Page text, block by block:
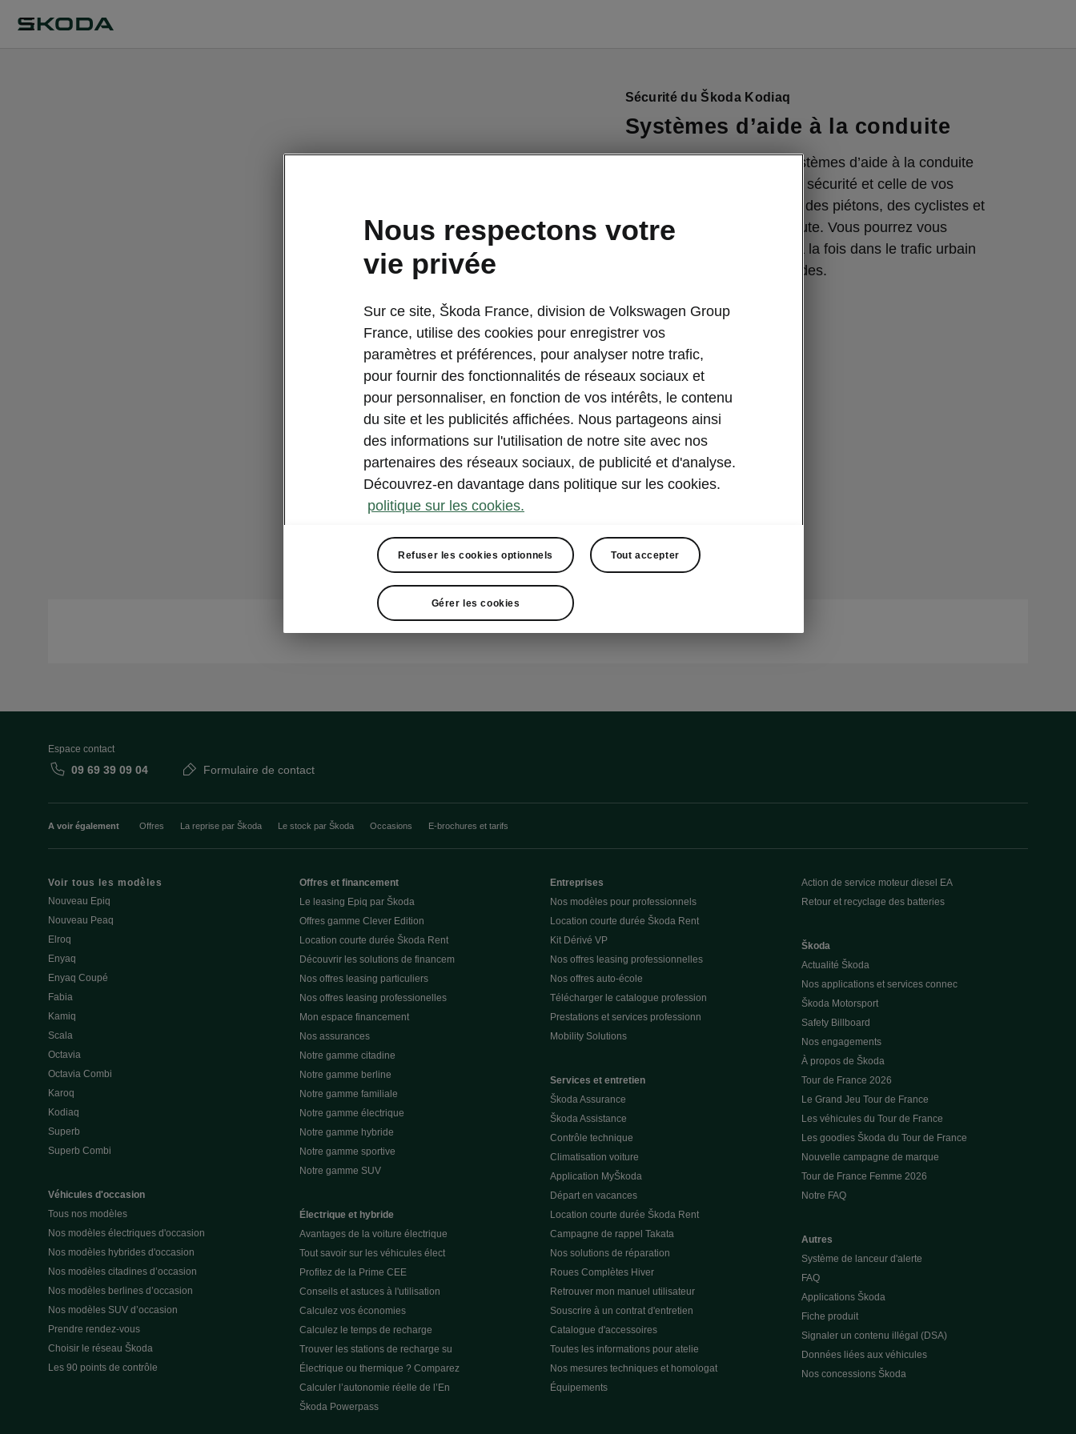
Sécurité du Škoda Kodiaq
Systèmes d’aide à la conduite
Le Kodiaq est équipé de systèmes d’aide à la conduite
de pointe qui assurent votre sécurité et celle de vos
passagers, mais aussi celle des piétons, des cyclistes et
des autres usagers de la route. Vous pourrez vous
appuyer sur ces systèmes à la fois dans le trafic urbain
intense et sur les voies rapides.
Espace contact
09 69 39 09 04 Formulaire de contact
A voir également Offres La reprise par Škoda Le stock par Škoda Occasions E-brochures et tarifs
Voir tous les modèles
Nouveau Epiq
Nouveau Peaq
Elroq
Enyaq
Enyaq Coupé
Fabia
Kamiq
Scala
Octavia
Octavia Combi
Karoq
Kodiaq
Superb
Superb Combi
Véhicules d'occasion
Tous nos modèles
Nos modèles électriques d'occasion
Nos modèles hybrides d'occasion
Nos modèles citadines d’occasion
Nos modèles berlines d’occasion
Nos modèles SUV d’occasion
Prendre rendez-vous
Choisir le réseau Škoda
Les 90 points de contrôle
Offres et financement
Le leasing Epiq par Škoda
Offres gamme Clever Edition
Location courte durée Škoda Rent
Découvrir les solutions de financem
Nos offres leasing particuliers
Nos offres leasing professionelles
Mon espace financement
Nos assurances
Notre gamme citadine
Notre gamme berline
Notre gamme familiale
Notre gamme électrique
Notre gamme hybride
Notre gamme sportive
Notre gamme SUV
Électrique et hybride
Avantages de la voiture électrique
Tout savoir sur les véhicules élect
Profitez de la Prime CEE
Conseils et astuces à l'utilisation
Calculez vos économies
Calculez le temps de recharge
Trouver les stations de recharge su
Électrique ou thermique ? Comparez
Calculer l’autonomie réelle de l’En
Škoda Powerpass
Entreprises
Nos modèles pour professionnels
Location courte durée Škoda Rent
Kit Dérivé VP
Nos offres leasing professionnelles
Nos offres auto-école
Télécharger le catalogue profession
Prestations et services professionn
Mobility Solutions
Services et entretien
Škoda Assurance
Škoda Assistance
Contrôle technique
Climatisation voiture
Application MyŠkoda
Départ en vacances
Location courte durée Škoda Rent
Campagne de rappel Takata
Nos solutions de réparation
Roues Complètes Hiver
Retrouver mon manuel utilisateur
Souscrire à un contrat d'entretien
Catalogue d'accessoires
Toutes les informations pour atelie
Nos mesures techniques et homologat
Équipements
Action de service moteur diesel EA
Retour et recyclage des batteries
Škoda
Actualité Škoda
Nos applications et services connec
Škoda Motorsport
Safety Billboard
Nos engagements
À propos de Škoda
Tour de France 2026
Le Grand Jeu Tour de France
Les véhicules du Tour de France
Les goodies Škoda du Tour de France
Nouvelle campagne de marque
Tour de France Femme 2026
Notre FAQ
Autres
Système de lanceur d'alerte
FAQ
Applications Škoda
Fiche produit
Signaler un contenu illégal (DSA)
Données liées aux véhicules
Nos concessions Škoda
Nous respectons votre
vie privée
Sur ce site, Škoda France, division de Volkswagen Group
France, utilise des cookies pour enregistrer vos
paramètres et préférences, pour analyser notre trafic,
pour fournir des fonctionnalités de réseaux sociaux et
pour personnaliser, en fonction de vos intérêts, le contenu
du site et les publicités affichées. Nous partageons ainsi
des informations sur l'utilisation de notre site avec nos
partenaires des réseaux sociaux, de publicité et d'analyse.
Découvrez-en davantage dans politique sur les cookies.
politique sur les cookies.
Refuser les cookies optionnels Tout accepter
Gérer les cookies